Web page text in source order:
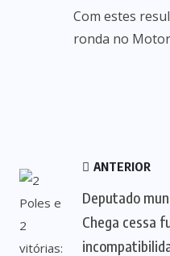
Com estes
ronda no
ANTERIOR
Deputado
Chega cessa